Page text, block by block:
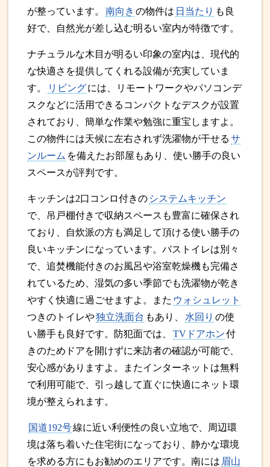
が整っています。
南向き の物件は 日当たり も良
好で、自然光が差し込む明るい室内が特徴です。
ナチュラルな木目が明るい印象の室内は、現代的
な快適さを提供してくれる設備が充実していま
す。
リビングには、リモートワークやパソコンデ
スクなどに活用できるコンパクトなデスクが設置
されており、簡単な作業や勉強に重宝しますよ。
この物件には天候に左右されず洗濯物が干せる サ
ンルーム を備えたお部屋もあり、使い勝手の良い
スペースが評判です。
キッチンは2口コンロ付きの システムキッチン
で、吊戸棚付きで収納スペースも豊富に確保され
ており、自炊派の方も満足して頂ける使い勝手の
良いキッチンになっています。バストイレは別々
で、追焚機能付きのお風呂や浴室乾燥機も完備さ
れているため、湿気の多い季節でも洗濯物が乾き
やすく快適に過ごせますよ。また ウォシュレット
つきのトイレや独立洗面台 もあり、 水回り の使
い勝手も良好です。防犯面では、
TVドアホン付
きのためドアを開けずに来訪者の確認が可能で、
安心感がありますよ。またインターネットは無料
で利用可能で、引っ越して直ぐに快適にネット環
境が整えられます。
国道192号線に近い利便性の良い立地で、周辺環
境は落ち着いた住宅街になっており、静かな環境
を求める方にもお勧めのエリアです。南には 眉山